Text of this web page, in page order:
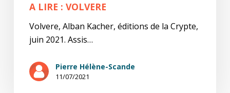
A LIRE : VOLVERE
Volvere, Alban Kacher, éditions de la Crypte,
juin 2021. Assis…
Pierre Hélène-Scande
11/07/2021